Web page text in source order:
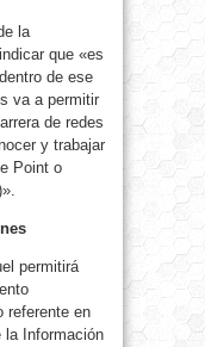
la
que «es
de ese
va a permitir
de redes
y trabajar
Point o
permitirá
referente en
la Información